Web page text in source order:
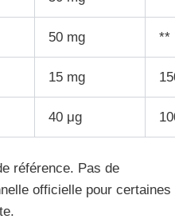
50 mg **
15 mg
40 μg
référence. Pas de
officielle pour certaines